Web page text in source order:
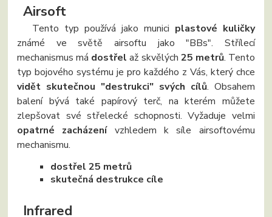
Airsoft
Tento typ používá jako munici plastové kuličky
známé ve světě airsoftu jako "BBs". Střílecí
mechanismus má dostřel až skvělých 25 metrů. Tento
typ bojového systému je pro každého z Vás, který chce
vidět skutečnou "destrukci" svých cílů. Obsahem
balení bývá také papírový terč, na kterém můžete
zlepšovat své střelecké schopnosti. Vyžaduje velmi
opatrné zacházení vzhledem k síle airsoftovému
mechanismu.
dostřel 25 metrů
skutečná destrukce cíle
Infrared